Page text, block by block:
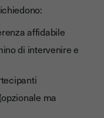
affidabile
di intervenire e
ma